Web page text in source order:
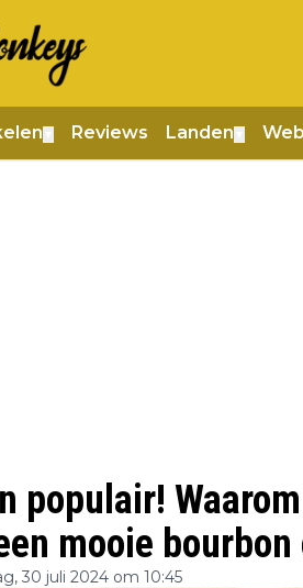
Reviews Landen
populair!
mooie
30 juli 2024 om 10:45